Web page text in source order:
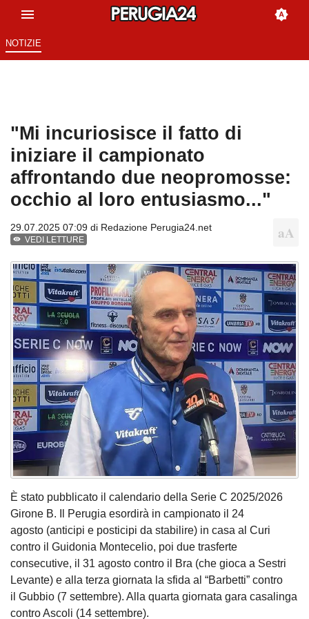
NOTIZIE
"Mi incuriosisce il fatto di
iniziare il campionato
affrontando due neopromosse:
occhio al loro entusiasmo..."
29.07.2025 07:09 di Redazione Perugia24.net
VEDI LETTURE
È stato pubblicato il calendario della Serie C 2025/2026
Girone B. Il Perugia esordirà in campionato il 24
agosto (anticipi e posticipi da stabilire) in casa al Curi
contro il Guidonia Montecelio, poi due trasferte
consecutive, il 31 agosto contro il Bra (che gioca a Sestri
Levante) e alla terza giornata la sfida al “Barbetti” contro
il Gubbio (7 settembre). Alla quarta giornata gara casalinga
contro Ascoli (14 settembre).